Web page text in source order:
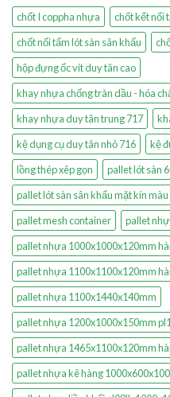
chốt I coppha nhựa
chốt kết nối
chốt nối tấm lót sàn sân khấu
hộp đựng ốc vít duy tân cao
khay nhựa chống tràn dầu - hóa
khay nhựa duy tân trung 717
kệ dụng cụ duy tân nhỏ 716
kệ
lồng thép xêp gọn
pallet lót sàn
pallet lót sàn sân khấu mặt kín màu
pallet mesh container
pallet
pallet nhựa 1000x1000x120mm
pallet nhựa 1100x1100x120mm
pallet nhựa 1100x1440x140mm
pallet nhựa 1200x1000x150mm
pallet nhựa 1465x1100x120mm
pallet nhựa kê hàng